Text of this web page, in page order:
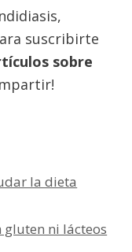
suscribirte
sobre
la dieta
gluten ni lácteos